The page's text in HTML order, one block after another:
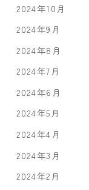
2024年10月
2024年9月
2024年8月
2024年7月
2024年6月
2024年5月
2024年4月
2024年3月
2024年2月